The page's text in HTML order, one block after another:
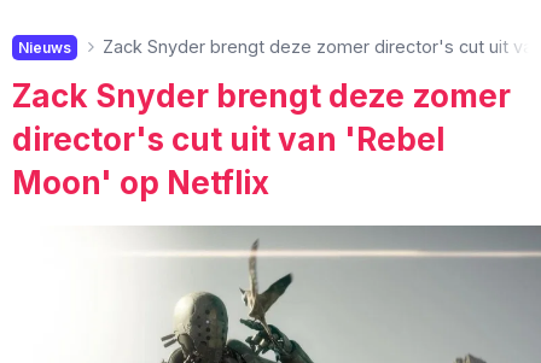
Nieuws Zack Snyder brengt deze zomer director's cut uit
Zack Snyder brengt deze zomer
director's cut uit van 'Rebel
Moon' op Netflix